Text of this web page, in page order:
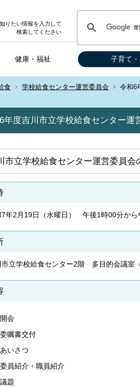
りたい情報を入力して
検索してください
健康・福祉 子育て
食 学校給食センター運営委員会 令和6
年度吉川市立学校給食センター運
市立学校給食センター運営委員会
7年2月19日（水曜日） 午後1時00分から
市立学校給食センター2階 多目的会議室
開会
委嘱書交付
あいさつ
委員紹介・職員紹介
議題